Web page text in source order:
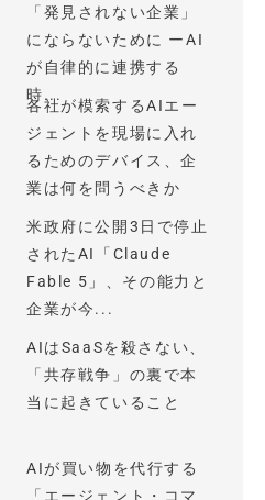
「発見されない企業」
にならないために ーAI
が自律的に連携する
時...
各社が模索するAIエー
ジェントを現場に入れ
るためのデバイス、企
業は何を問うべきか
米政府に公開3日で停止
されたAI「Claude
Fable 5」、その能力と
企業が今...
AIはSaaSを殺さない、
「共存戦争」の裏で本
当に起きていること
AIが買い物を代行する